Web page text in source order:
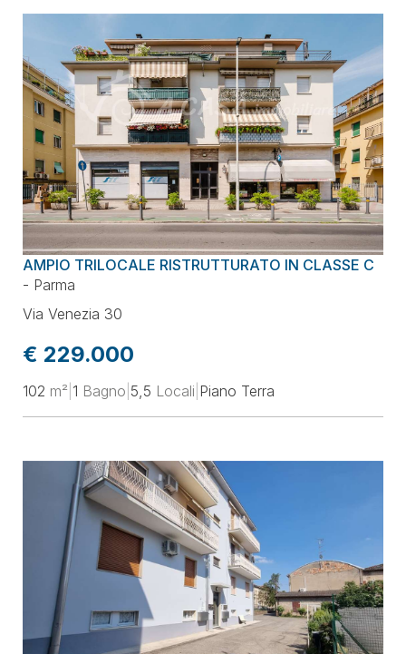
Ordina per
Aggiorna la selezione
AMPIO TRILOCALE RISTRUTTURATO IN CLASSE C
- Parma
Via Venezia 30
€ 229.000
102 m² 1 Bagno 5,5 Locali Piano Terra